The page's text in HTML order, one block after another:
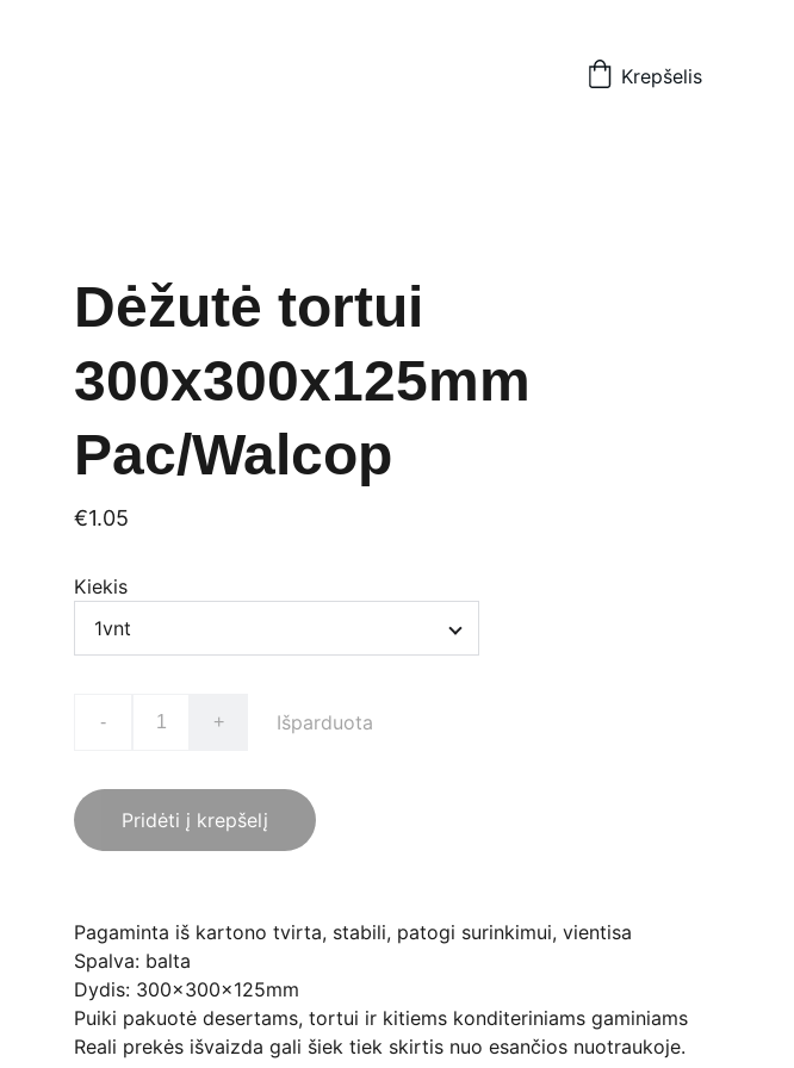
Krepšelis
Dėžutė tortui
300x300x125mm
Pac/Walcop
€1.05
Kiekis
- + Išparduota
Pridėti į krepšelį
Pagaminta iš kartono tvirta, stabili, patogi surinkimui, vientisa
Spalva: balta
Dydis: 300x300x125mm
Puiki pakuotė desertams, tortui ir kitiems konditeriniams gaminiams
Reali prekės išvaizda gali šiek tiek skirtis nuo esančios nuotraukoje.